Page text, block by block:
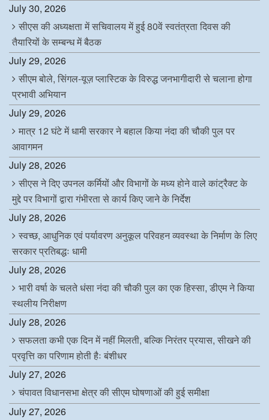
July 30, 2026
सीएस की अध्यक्षता में सचिवालय में हुई 80वें स्वतंत्रता दिवस की
तैयारियों के सम्बन्ध में बैठक
July 29, 2026
सीएम बोले, सिंगल-यूज़ प्लास्टिक के विरुद्ध जनभागीदारी से चलाना होगा
प्रभावी अभियान
July 29, 2026
मात्र 12 घंटे में धामी सरकार ने बहाल किया नंदा की चौकी पुल पर
आवागमन
July 28, 2026
सीएस ने दिए उपनल कर्मियों और विभागों के मध्य होने वाले कांट्रैक्ट के
मुद्दे पर विभागों द्वारा गंभीरता से कार्य किए जाने के निर्देश
July 28, 2026
स्वच्छ, आधुनिक एवं पर्यावरण अनुकूल परिवहन व्यवस्था के निर्माण के लिए
सरकार प्रतिबद्धः धामी
July 28, 2026
भारी वर्षा के चलते धंसा नंदा की चौकी पुल का एक हिस्सा, डीएम ने किया
स्थलीय निरीक्षण
July 28, 2026
सफलता कभी एक दिन में नहीं मिलती, बल्कि निरंतर प्रयास, सीखने की
प्रवृत्ति का परिणाम होती हैः बंशीधर
July 27, 2026
चंपावत विधानसभा क्षेत्र की सीएम घोषणाओं की हुई समीक्षा
July 27, 2026